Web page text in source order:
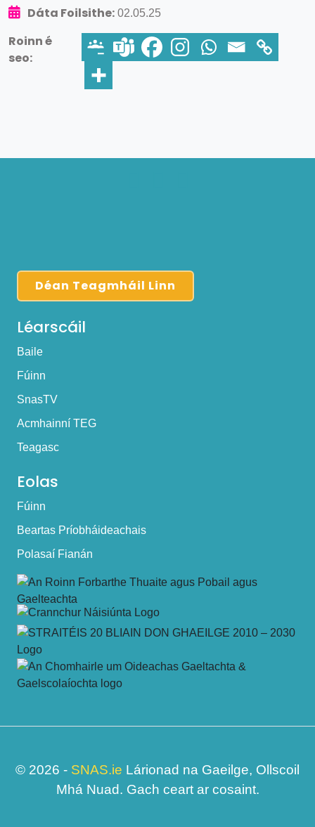
Dáta Foilsithe: 02.05.25
Roinn é
seo:
Déan Teagmháil Linn
Léarscáil
Baile
Fúinn
SnasTV
Acmhainní TEG
Teagasc
Eolas
Fúinn
Beartas Príobháideachais
Polasaí Fianán
© 2026 - SNAS.ie Lárionad na Gaeilge, Ollscoil
Mhá Nuad. Gach ceart ar cosaint.